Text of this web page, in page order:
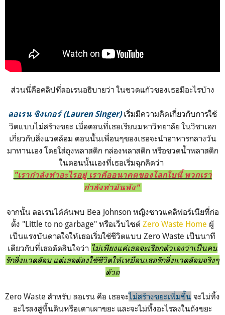
ส่วนนี่คือคลิปที่ลอเรนอธิบายว่า ในขวดแก้วของเธอมีอะไรบ้าง
ลอเรน ซิงเกอร์ (Lauren Singer)เริ่มมีความคิดเกี่ยวกับการใช้
วิตแบบไม่สร้างขยะ เมื่อตอนที่เธอเรียนมหาวิทยาลัย ในวิชาเอก
เกี่ยวกับสิ่งแวดล้อม ตอนนั้นเพื่อนๆของเธอจะนำอาหารกลางวัน
มาทานเอง โดยใส่ถุงพลาสติก กล่องพลาสติก หรือขวดน้ำพลาสติก
ในตอนนั้นเองที่เธอเริ่มฉุกคิดว่า
"เรากำลังทำอะไรอยู่ เราคืออนาคตของโลกใบนี้ พวกเรา
กำลังทำมันพัง"
จากนั้น ลอเรนได้ค้นพบ Bea Johnson หญิงชาวแคลิฟอร์เนียที่ก่อ
ตั้ง "Little to no garbage" หรือเว็บไซต์ Zero Waste Home ผู้
เป็นแรงบันดาลใจให้เธอเริ่มใช้ชีวิตแบบ Zero Waste เป็นนาที
เดียวกับที่เธอตัดสินใจว่า ไม่เพียงแค่เธอจะเรียกตัวเองว่าเป็นคน
รักสิ่งแวดล้อม แต่เธอต้องใช้ชีวิตให้เหมือนเธอรักสิ่งแวดล้อมจริงๆ
ด้วย
Zero Waste สำหรับ ลอเรน คือ เธอจะไม่สร้างขยะเพิ่มขึ้น จะไม่ทิ้ง
อะไรลงสู่พื้นดินหรือเตาเผาขยะ และจะไม่ทิ้งอะไรลงในถังขยะ